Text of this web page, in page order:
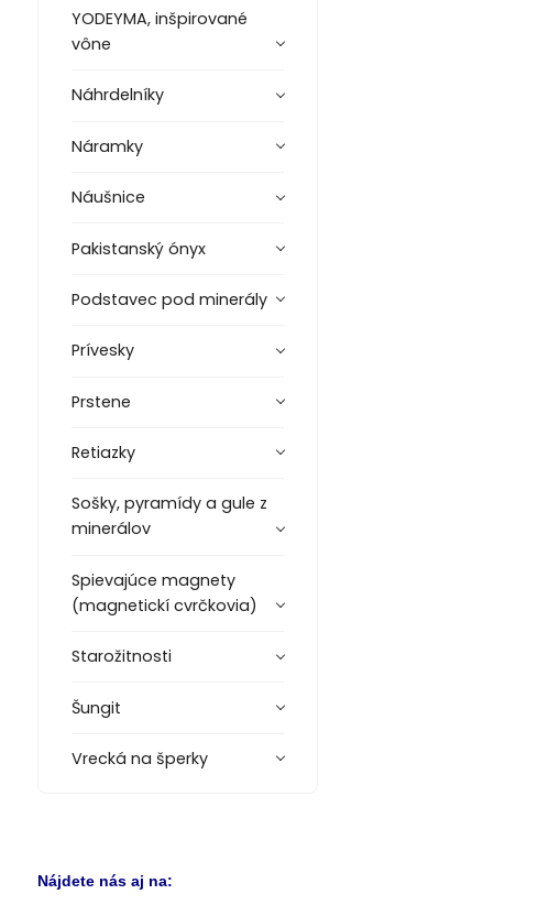
YODEYMA, inšpirované
vône
Náhrdelníky
Náramky
Náušnice
Pakistanský ónyx
Podstavec pod minerály
Prívesky
Prstene
Retiazky
Sošky, pyramídy a gule z
minerálov
Spievajúce magnety
(magnetickí cvrčkovia)
Starožitnosti
Šungit
Vrecká na šperky
Nájdete nás aj na: